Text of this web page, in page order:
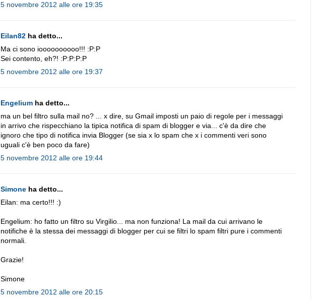
5 novembre 2012 alle ore 19:35
Eilan82 ha detto...
Ma ci sono ioooooooooo!!! :P:P
Sei contento, eh?! :P:P:P:P
5 novembre 2012 alle ore 19:37
Engelium ha detto...
ma un bel filtro sulla mail no? ... x dire, su Gmail imposti un paio di regole per i messaggi
in arrivo che rispecchiano la tipica notifica di spam di blogger e via... c'è da dire che
ignoro che tipo di notifica invia Blogger (se sia x lo spam che x i commenti veri sono
uguali c'è ben poco da fare)
5 novembre 2012 alle ore 19:44
Simone ha detto...
Eilan: ma certo!!! :)
Engelium: ho fatto un filtro su Virgilio... ma non funziona! La mail da cui arrivano le
notifiche è la stessa dei messaggi di blogger per cui se filtri lo spam filtri pure i commenti
normali.
Grazie!
Simone
5 novembre 2012 alle ore 20:15